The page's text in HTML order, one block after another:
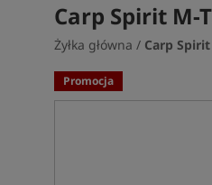
Carp Spirit M-
Żyłka główna / Carp Spirit
Promocja